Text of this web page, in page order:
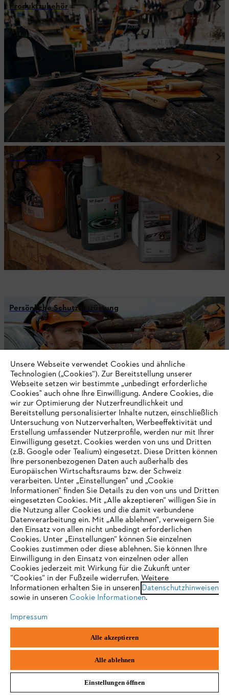
Produktzubehör
Betriebsstoffe
Persönliche Schutzausrüstung
Nichts mehr verpassen mit dem STIHL
Newsletter
E-Mail-Adresse
Jetzt anmelden
#STIHL
Unternehmen
Häufig gestellte Fragen
Support
IHR BROWSER WIRD NICHT
UNTERSTÜTZT
Sie nutzen einen Browser, den wir noch nicht unterstützen. Für
eine optimale Nutzung unserer Seite empfehlen wir Ihnen, zu
einem der folgenden Browser zu wechseln:
Firefox Chrome
Unsere Webseite verwendet Cookies und ähnliche
Technologien („Cookies“). Zur Bereitstellung unserer
Webseite setzen wir bestimmte „unbedingt erforderliche
Cookies" auch ohne Ihre Einwilligung. Andere Cookies, die
wir zur Optimierung der Nutzerfreundlichkeit und
Bereitstellung personalisierter Inhalte nutzen, einschließlich
Untersuchung von Nutzerverhalten, Werbeeffektivität und
Erstellung umfassender Nutzerprofile, werden nur mit Ihrer
Einwilligung gesetzt. Cookies werden von uns und Dritten
(z.B. Google oder Tealium) eingesetzt. Diese Dritten können
Ihre personenbezogenen Daten auch außerhalb des
Europäischen Wirtschaftsraums bzw. der Schweiz
verarbeiten. Unter „Einstellungen" und „Cookie
Informationen“ finden Sie Details zu den von uns und Dritten
eingesetzten Cookies. Mit „Alle akzeptieren“ willigen Sie in
die Nutzung aller Cookies und die damit verbundene
Datenverarbeitung ein. Mit „Alle ablehnen“, verweigern Sie
den Einsatz von allen nicht unbedingt erforderlichen
Cookies. Unter „Einstellungen“ können Sie einzelnen
Cookies zustimmen oder diese ablehnen. Sie können Ihre
Einwilligung in den Einsatz von einzelnen oder allen
Cookies jederzeit mit Wirkung für die Zukunft unter
“Cookies“ in der Fußzeile widerrufen. Weitere
Informationen erhalten Sie in unseren Datenschutzhinweisen
sowie in unseren Cookie Informationen.
Impressum
Alle akzeptieren
Alle ablehnen
Einstellungen öffnen